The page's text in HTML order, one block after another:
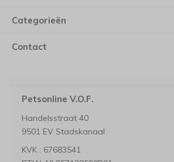
Categorieën
Contact
Petsonline V.O.F.
Handelsstraat 40
9501 EV Stadskanaal
KVK : 67683541